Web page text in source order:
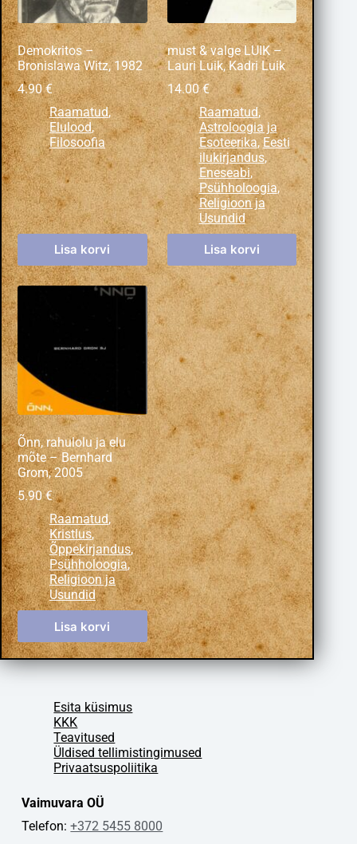
Demokritos –
Bronislawa Witz, 1982
4.90€
Raamatud,
Elulood,
Filosoofia
Lisa korvi
must & valge LUIK –
Lauri Luik, Kadri Luik
14.00€
Raamatud,
Astroloogia ja
Esoteerika,Eesti
ilukirjandus,
Eneseabi,
Psühholoogia,
Religioon ja
Usundid
Lisa korvi
Õnn, rahulolu ja elu
mõte – Bernhard
Grom, 2005
5.90€
Raamatud,
Kristlus,
Õppekirjandus,
Psühholoogia,
Religioon ja
Usundid
Lisa korvi
Esita küsimus
KKK
Teavitused
Üldised tellimistingimused
Privaatsuspoliitika
Vaimuvara OÜ
Telefon:+372 5455 8000